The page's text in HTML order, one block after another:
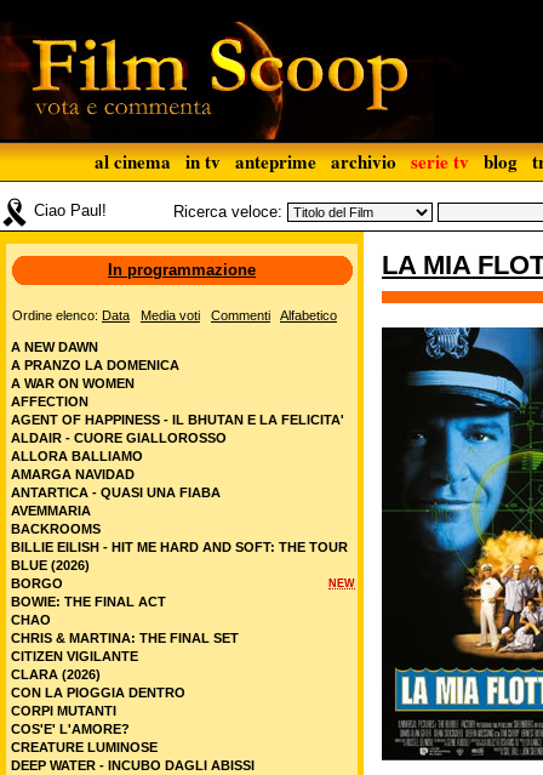
al cinema in tv anteprime archivio serie tv blog
Ciao Paul! Ricerca veloce:
LA MIA
In programmazione
Ordine elenco: Data Media voti Commenti Alfabetico
A NEW DAWN
A PRANZO LA DOMENICA
A WAR ON WOMEN
AFFECTION
AGENT OF HAPPINESS - IL BHUTAN E LA FELICITA'
ALDAIR - CUORE GIALLOROSSO
ALLORA BALLIAMO
AMARGA NAVIDAD
ANTARTICA - QUASI UNA FIABA
AVEMMARIA
BACKROOMS
BILLIE EILISH - HIT ME HARD AND SOFT: THE TOUR
BLUE (2026)
NEW
BORGO
BOWIE: THE FINAL ACT
CHAO
CHRIS & MARTINA: THE FINAL SET
CITIZEN VIGILANTE
CLARA (2026)
CON LA PIOGGIA DENTRO
CORPI MUTANTI
COS'E' L'AMORE?
CREATURE LUMINOSE
DEEP WATER - INCUBO DAGLI ABISSI